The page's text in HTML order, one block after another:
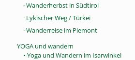
· Wanderherbst in Südtirol
· Lykischer Weg / Türkei
· Wanderreise im Piemont
YOGA und wandern
• Yoga und Wandern im Isarwinkel